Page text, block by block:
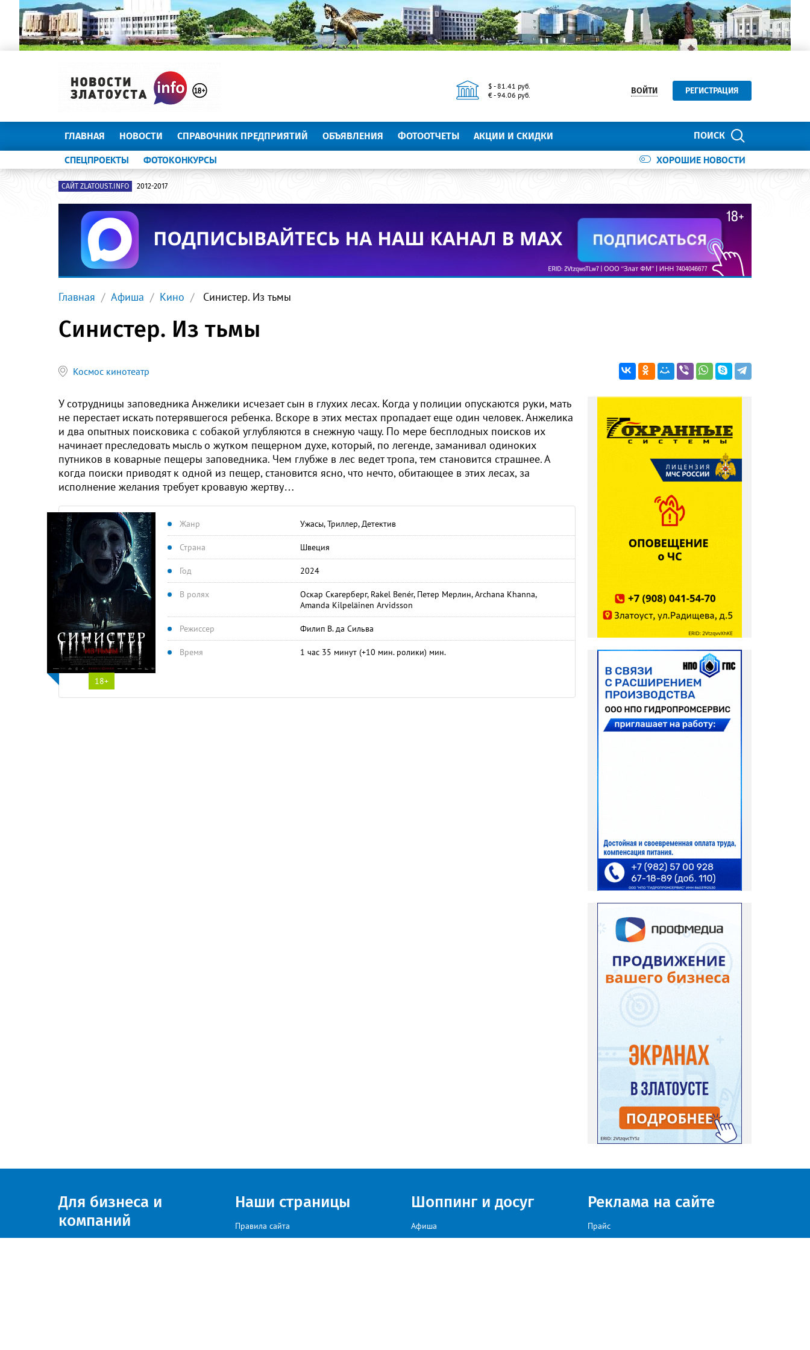
$ - 81.41 руб.
€ - 94.06 руб.
ВОЙТИ РЕГИСТРАЦИЯ
ПОИСК
ГЛАВНАЯ НОВОСТИ СПРАВОЧНИК ПРЕДПРИЯТИЙ ОБЪЯВЛЕНИЯ ФОТООТЧЕТЫ АКЦИИ И СКИДКИ
ХОРОШИЕ НОВОСТИ
СПЕЦПРОЕКТЫ ФОТОКОНКУРСЫ
САЙТ ZLATOUST.INFO 2012-2017
Главная Афиша Кино Синистер. Из тьмы
Синистер. Из тьмы
Космос кинотеатр
У сотрудницы заповедника Анжелики исчезает сын в глухих лесах. Когда у полиции опускаются руки, мать
не перестает искать потерявшегося ребенка. Вскоре в этих местах пропадает еще один человек. Анжелика
и два опытных поисковика с собакой углубляются в снежную чащу. По мере бесплодных поисков их
начинает преследовать мысль о жутком пещерном духе, который, по легенде, заманивал одиноких
путников в коварные пещеры заповедника. Чем глубже в лес ведет тропа, тем становится страшнее. А
когда поиски приводят к одной из пещер, становится ясно, что нечто, обитающее в этих лесах, за
исполнение желания требует кровавую жертву…
18+
Жанр Ужасы, Триллер, Детектив
Страна Швеция
Год 2024
В ролях
Оскар Скагерберг, Rakel Benér, Петер Мерлин, Archana Khanna,
Amanda Kilpeläinen Arvidsson
Режиссер Филип В. да Сильва
Время 1 час 35 минут (+10 мин. ролики) мин.
Для бизнеса и
компаний
Наши страницы
Правила сайта
Шоппинг и досуг
Афиша
Реклама на сайте
Прайс